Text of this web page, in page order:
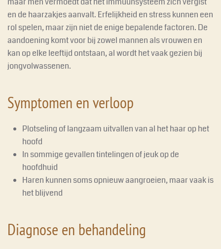
en de haarzakjes aanvalt. Erfelijkheid en stress kunnen een
rol spelen, maar zijn niet de enige bepalende factoren. De
aandoening komt voor bij zowel mannen als vrouwen en
kan op elke leeftijd ontstaan, al wordt het vaak gezien bij
jongvolwassenen.
Symptomen en verloop
Plotseling of langzaam uitvallen van al het haar op het
hoofd
In sommige gevallen tintelingen of jeuk op de
hoofdhuid
Haren kunnen soms opnieuw aangroeien, maar vaak is
het blijvend
Diagnose en behandeling